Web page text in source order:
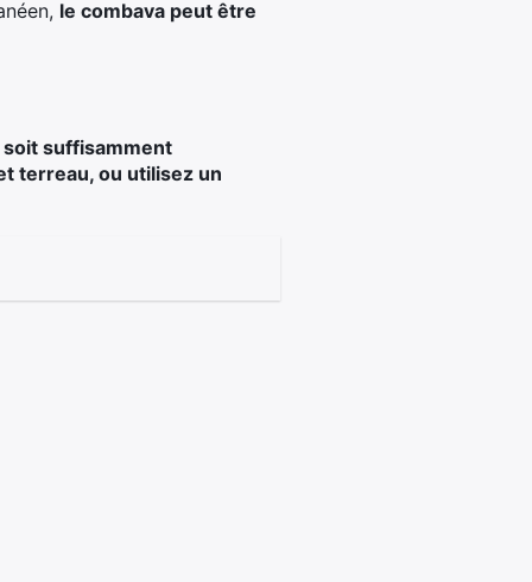
le combava peut être
suffisamment
terreau, ou utilisez un